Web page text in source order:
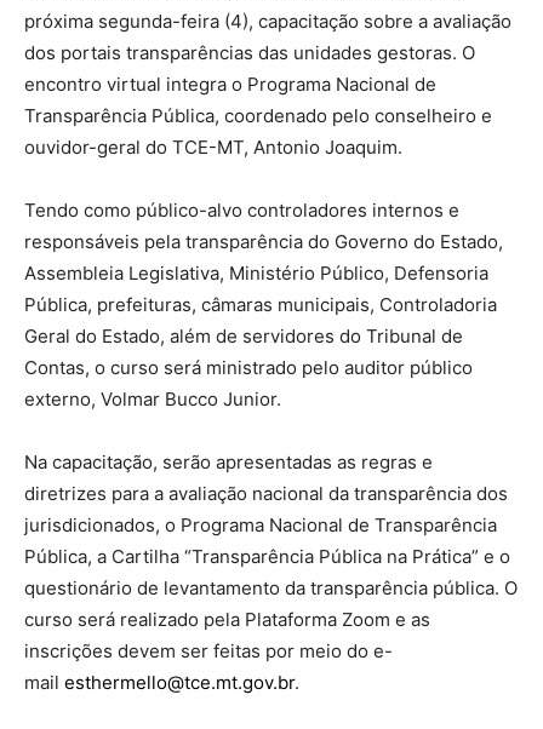
próxima segunda-feira (4), capacitação sobre a avaliação
dos portais transparências das unidades gestoras. O
encontro virtual integra o Programa Nacional de
Transparência Pública, coordenado pelo conselheiro e
ouvidor-geral do TCE-MT, Antonio Joaquim.
Tendo como público-alvo controladores internos e
responsáveis pela transparência do Governo do Estado,
Assembleia Legislativa, Ministério Público, Defensoria
Pública, prefeituras, câmaras municipais, Controladoria
Geral do Estado, além de servidores do Tribunal de
Contas, o curso será ministrado pelo auditor público
externo, Volmar Bucco Junior.
Na capacitação, serão apresentadas as regras e
diretrizes para a avaliação nacional da transparência dos
jurisdicionados, o Programa Nacional de Transparência
Pública, a Cartilha “Transparência Pública na Prática” e o
questionário de levantamento da transparência pública. O
curso será realizado pela Plataforma Zoom e as
inscrições devem ser feitas por meio do e-
mail esthermello@tce.mt.gov.br.